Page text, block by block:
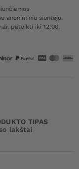
anoniminiu siuntėju.
pateikti iki 12:00,
TIPAS
lakštai